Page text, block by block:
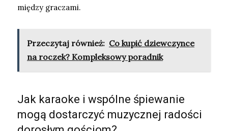
między graczami.
Przeczytaj również: Co kupić dziewczynce
na roczek? Kompleksowy poradnik
Jak karaoke i wspólne śpiewanie
mogą dostarczyć muzycznej radości